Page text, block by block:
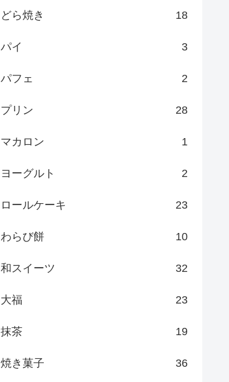
どら焼き 18
パイ 3
パフェ 2
プリン 28
マカロン 1
ヨーグルト 2
ロールケーキ 23
わらび餅 10
和スイーツ 32
大福 23
抹茶 19
焼き菓子 36